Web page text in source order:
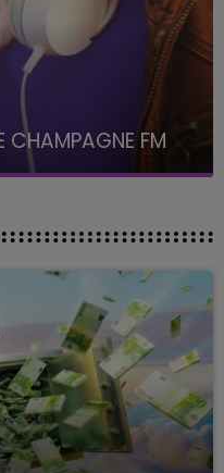
CHAMPAGNE FM